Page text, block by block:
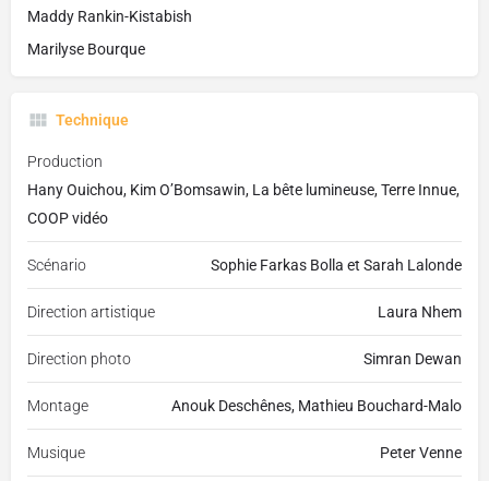
Maddy Rankin-Kistabish
Marilyse Bourque
Technique
Production
Hany Ouichou, Kim O’Bomsawin, La bête lumineuse, Terre Innue,
COOP vidéo
Scénario Sophie Farkas Bolla et Sarah Lalonde
Direction artistique Laura Nhem
Direction photo Simran Dewan
Montage Anouk Deschênes, Mathieu Bouchard-Malo
Musique Peter Venne